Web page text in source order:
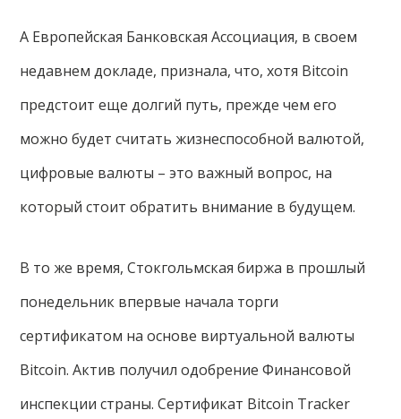
А Европейская Банковская Ассоциация, в своем
недавнем докладе, признала, что, хотя Bitcoin
предстоит еще долгий путь, прежде чем его
можно будет считать жизнеспособной валютой,
цифровые валюты – это важный вопрос, на
который стоит обратить внимание в будущем.
В то же время, Стокгольмская биржа в прошлый
понедельник впервые начала торги
сертификатом на основе виртуальной валюты
Bitcoin. Актив получил одобрение Финансовой
инспекции страны. Сертификат Bitcoin Tracker